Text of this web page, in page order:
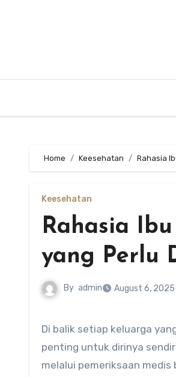
Home Keesehatan Rahasia
Keesehatan
Rahasia
yang Perlu
By admin August 6, 2025
Di balik setiap keluarga yang bahagia, ada seorang ibu yang kuat dan sehat. Kesehatan ibu bukan hanya
penting untuk dirinya
melalui pemeriksaan